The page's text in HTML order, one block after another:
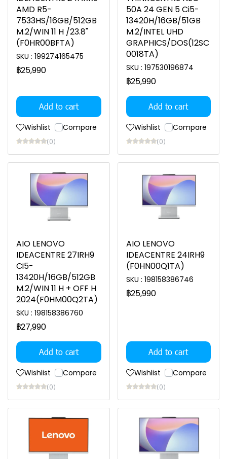
AMD R5-
7533HS/16GB/512GB
M.2/WIN 11 H /23.8"
(F0HR00BFTA)
SKU : 199274165475
฿25,990
Add to cart
Wishlist Compare
(0)
50A 24 GEN 5 Ci5-
13420H/16GB/51GB
M.2/INTEL UHD
GRAPHICS/DOS(12SC
0018TA)
SKU : 197530196874
฿25,990
Add to cart
Wishlist Compare
(0)
AIO LENOVO
IDEACENTRE 27IRH9
Ci5-
13420H/16GB/512GB
M.2/WIN 11 H + OFF H
2024(F0HM00Q2TA)
SKU : 198158386760
฿27,990
Add to cart
Wishlist Compare
(0)
AIO LENOVO
IDEACENTRE 24IRH9
(F0HN00Q1TA)
SKU : 198158386746
฿25,990
Add to cart
Wishlist Compare
(0)